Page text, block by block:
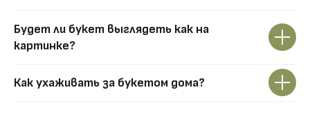
Будет ли букет выглядеть как на
картинке?
Как ухаживать за букетом дома?